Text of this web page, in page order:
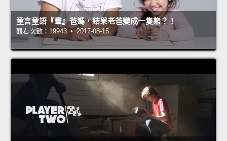
童言童語『畫』爸媽，結果老爸變成一隻熊？！
觀看次數：19943 • 2017-08-15